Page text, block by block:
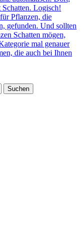
Logisch!
Pflanzen, die
gefunden. Und sollten
Schatten mögen,
mal genauer
die auch bei Ihnen